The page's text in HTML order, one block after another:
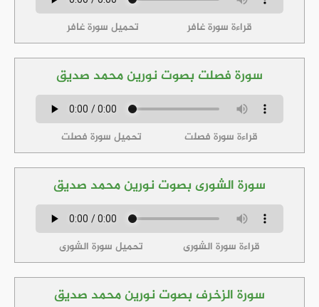
قراءة سورة غافر تحميل سورة غافر
سورة فصلت بصوت نورين محمد صديق
قراءة سورة فصلت تحميل سورة فصلت
سورة الشورى بصوت نورين محمد صديق
قراءة سورة الشورى تحميل سورة الشورى
سورة الزخرف بصوت نورين محمد صديق